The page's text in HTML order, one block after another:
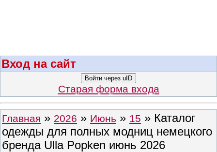
Вход на сайт
Войти через uID
Старая форма входа
Главная » 2026 » Июнь » 15 » Каталог
одежды для полных модниц немецкого
бренда Ulla Popken июнь 2026